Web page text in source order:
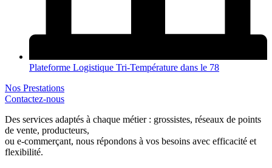
Plateforme Logistique Tri-Température dans le 78
Nos Prestations
Contactez-nous
Des services adaptés à chaque métier : grossistes, réseaux de points
de vente, producteurs,
ou e-commerçant, nous répondons à vos besoins avec efficacité et
flexibilité.